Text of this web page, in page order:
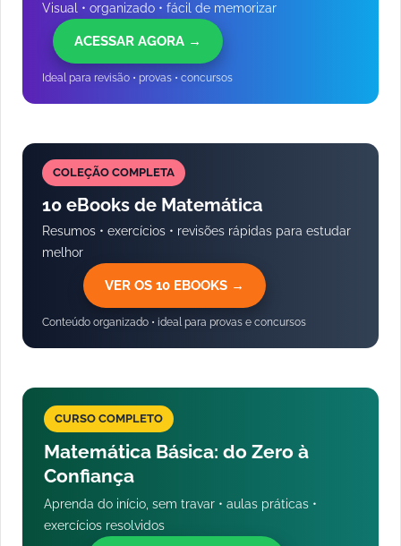
Visual • organizado • fácil de memorizar
ACESSAR AGORA →
Ideal para revisão • provas • concursos
COLEÇÃO COMPLETA
10 eBooks de Matemática
Resumos • exercícios • revisões rápidas para estudar
melhor
VER OS 10 EBOOKS →
Conteúdo organizado • ideal para provas e concursos
CURSO COMPLETO
Matemática Básica: do Zero à
Confiança
Aprenda do início, sem travar • aulas práticas •
exercícios resolvidos